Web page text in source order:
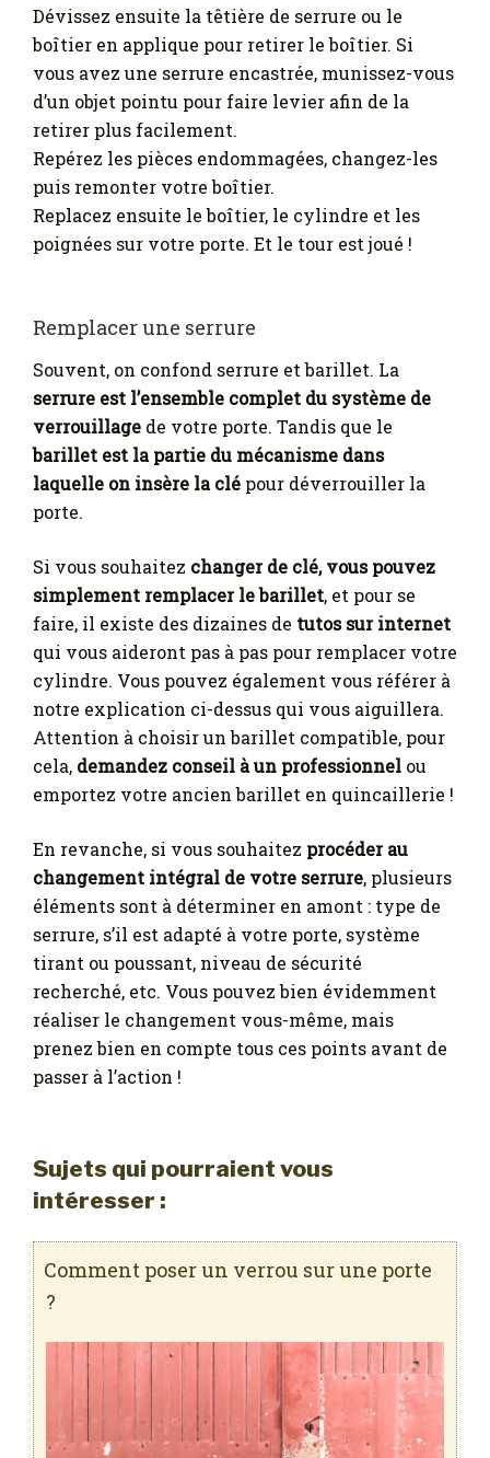
Dévissez ensuite la têtière de serrure ou le
boîtier en applique pour retirer le boîtier. Si
vous avez une serrure encastrée, munissez-vous
d’un objet pointu pour faire levier afin de la
retirer plus facilement.
Repérez les pièces endommagées, changez-les
puis remonter votre boîtier.
Replacez ensuite le boîtier, le cylindre et les
poignées sur votre porte. Et le tour est joué !
Remplacer une serrure
Souvent, on confond serrure et barillet. La
serrure est l’ensemble complet du système de
verrouillage de votre porte. Tandis que le
barillet est la partie du mécanisme dans
laquelle on insère la clé pour déverrouiller la
porte.
Si vous souhaitez changer de clé, vous pouvez
simplement remplacer le barillet, et pour se
faire, il existe des dizaines de tutos sur internet
qui vous aideront pas à pas pour remplacer votre
cylindre. Vous pouvez également vous référer à
notre explication ci-dessus qui vous aiguillera.
Attention à choisir un barillet compatible, pour
cela, demandez conseil à un professionnel ou
emportez votre ancien barillet en quincaillerie !
En revanche, si vous souhaitez procéder au
changement intégral de votre serrure, plusieurs
éléments sont à déterminer en amont : type de
serrure, s’il est adapté à votre porte, système
tirant ou poussant, niveau de sécurité
recherché, etc. Vous pouvez bien évidemment
réaliser le changement vous-même, mais
prenez bien en compte tous ces points avant de
passer à l’action !
Sujets qui pourraient vous
intéresser :
Comment poser un verrou sur une porte
?